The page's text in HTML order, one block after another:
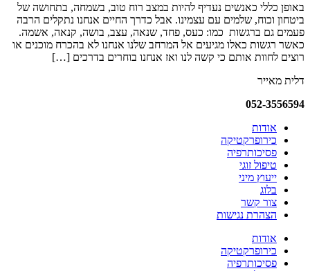
באופן כללי כאנשים נעדיף להיות במצב רוח טוב, בשמחה, בתחושה של
ביטחון וכוח, שלמים עם עצמינו. אבל כדרך החיים אנחנו נתקלים הרבה
פעמים גם ברגשות כמו: כעס, פחד, שנאה, עצב, בושה, קנאה, אשמה.
כאשר רגשות כאלו מגיעים אל המרחב שלנו אנחנו לא בהכרח מוכנים או
רוצים לחוות אותם כי קשה לנו ואז אנחנו בוחרים בדרכים […]
דלית מאייר
052-3556594​
אודות
כירופרקטיקה
פסיכותרפיה
טיפול זוגי
ייעוץ מיני
בלוג
צור קשר
הצהרת נגישות
אודות
כירופרקטיקה
פסיכותרפיה